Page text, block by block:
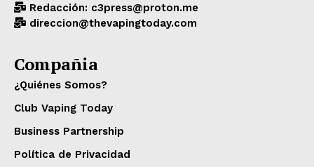
Redacción: c3press@proton.me
direccion@thevapingtoday.com
Compañia
¿Quiénes Somos?
Club Vaping Today
Business Partnership
Política de Privacidad